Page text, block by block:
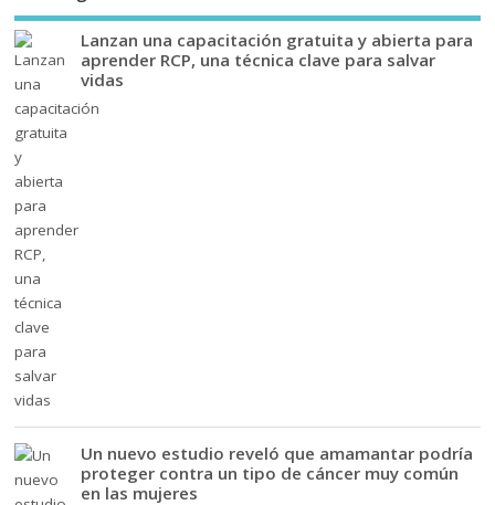
Lanzan una capacitación gratuita y abierta para
aprender RCP, una técnica clave para salvar
vidas
Un nuevo estudio reveló que amamantar podría
proteger contra un tipo de cáncer muy común
en las mujeres